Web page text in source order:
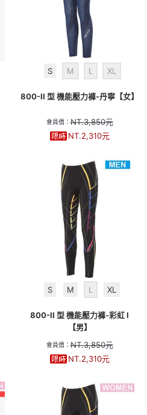
S M L XL
800-II 型 機能壓力褲-丹寧【女】
會員價：NT.3,850元
NT.2,310元
S M L XL
800-II 型 機能壓力褲-彩虹 I
【男】
會員價：NT.3,850元
NT.2,310元